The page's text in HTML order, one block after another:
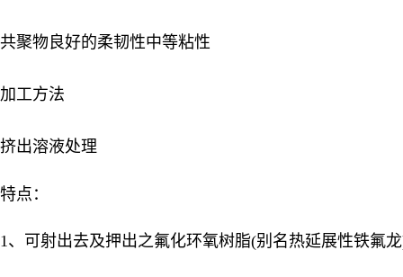
共聚物良好的柔韧性中等粘性
加工方法
挤出溶液处理
特点：
1、可射出去及押出之氟化环氧树脂(别名热延展性铁氟